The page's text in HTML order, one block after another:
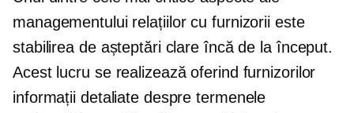
managementului relațiilor cu furnizorii este
stabilirea de așteptări clare încă de la început.
Acest lucru se realizează oferind furnizorilor
informații detaliate despre termenele